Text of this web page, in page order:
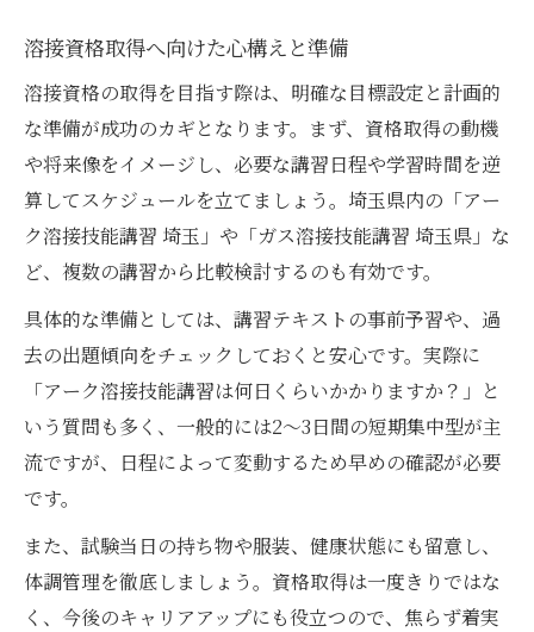
溶接資格取得へ向けた心構えと準備
溶接資格の取得を目指す際は、明確な目標設定と計画的
な準備が成功のカギとなります。まず、資格取得の動機
や将来像をイメージし、必要な講習日程や学習時間を逆
算してスケジュールを立てましょう。埼玉県内の「アー
ク溶接技能講習 埼玉」や「ガス溶接技能講習 埼玉県」な
ど、複数の講習から比較検討するのも有効です。
具体的な準備としては、講習テキストの事前予習や、過
去の出題傾向をチェックしておくと安心です。実際に
「アーク溶接技能講習は何日くらいかかりますか？」と
いう質問も多く、一般的には2～3日間の短期集中型が主
流ですが、日程によって変動するため早めの確認が必要
です。
また、試験当日の持ち物や服装、健康状態にも留意し、
体調管理を徹底しましょう。資格取得は一度きりではな
く、今後のキャリアアップにも役立つので、焦らず着実